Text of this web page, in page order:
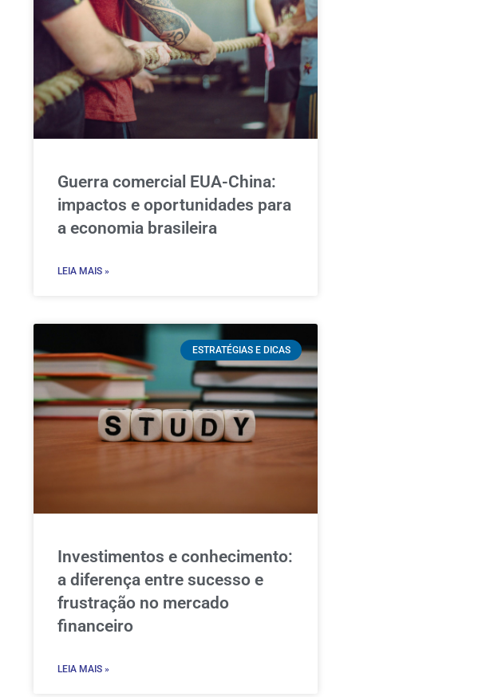
Guerra comercial EUA-China:
impactos e oportunidades para
a economia brasileira
LEIA MAIS »
ESTRATÉGIAS E DICAS
Investimentos e conhecimento:
a diferença entre sucesso e
frustração no mercado
financeiro
LEIA MAIS »